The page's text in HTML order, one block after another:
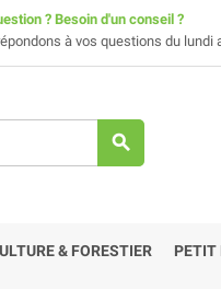
? Besoin d'un conseil ?
à vos questions du lundi
search
& FORESTIER PETIT